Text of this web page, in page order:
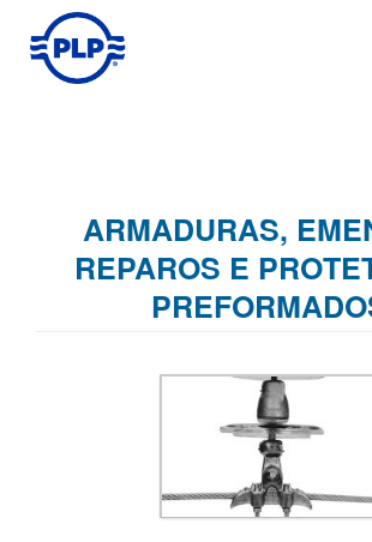
ARMADURAS,
REPAROS E